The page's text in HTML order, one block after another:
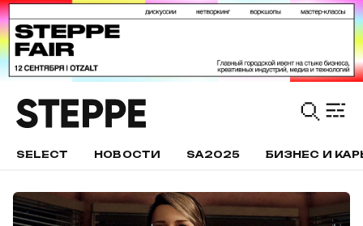
SELECT НОВОСТИ SA2025 БИЗНЕС И